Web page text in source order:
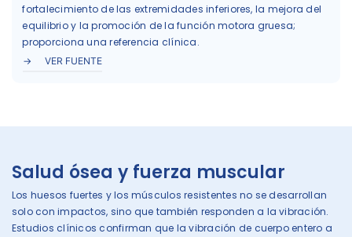
fortalecimiento de las extremidades inferiores, la mejora del
equilibrio y la promoción de la función motora gruesa;
proporciona una referencia clínica.
VER FUENTE
Salud ósea y fuerza muscular
Los huesos fuertes y los músculos resistentes no se desarrollan
solo con impactos, sino que también responden a la vibración.
Estudios clínicos confirman que la vibración de cuerpo entero a